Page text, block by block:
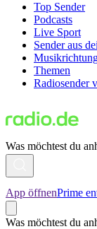
Top Sender
Podcasts
Live Sport
Sender aus
Themen
Radiosender
Was möchtest du
App öffnenPrime
Was möchtest du